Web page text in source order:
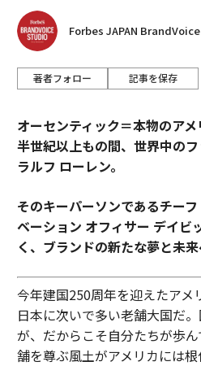
Forbes JAPAN
著者フォロー 記事を保存
オーセンティック＝本物のアメ
半世紀以上もの間、世界中の
ラルフ ローレン。
そのキーパーソンであるチー
ベーション オフィサー デイビ
く、ブランドの新たな夢と未来
今年建国250周年を迎えたアメ
日本に次いで多い老舗大国だ
が、だからこそ自分たちが歩
舗を尊ぶ風土がアメリカには根